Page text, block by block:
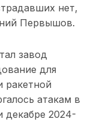
нет,
Первышов.
завод
для
ракетной
атакам в
декабре 2024-